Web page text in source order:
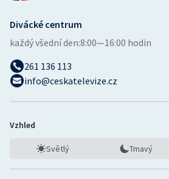
Divácké centrum
každý všední den:8:00—16:00 hodin
261 136 113
info@ceskatelevize.cz
Vzhled
Světlý Tmavý